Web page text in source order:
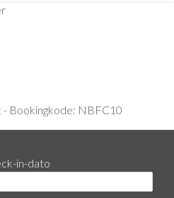
- Bookingkode: NBFC10
in-dato